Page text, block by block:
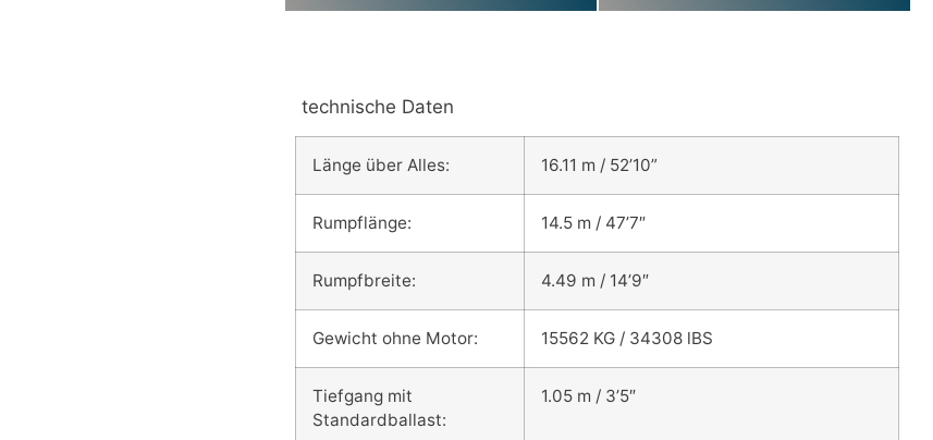
technische Daten
Länge über Alles: 16.11 m / 52’10”
Rumpflänge: 14.5 m / 47’7″
Rumpfbreite: 4.49 m / 14’9″
Gewicht ohne Motor: 15562 KG / 34308 lBS
Tiefgang mit
Standardballast:
1.05 m / 3’5″